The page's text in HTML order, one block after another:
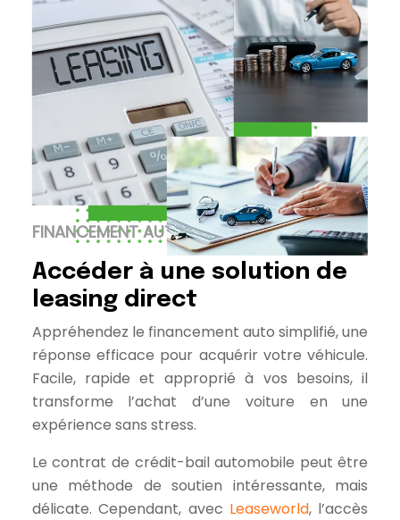
FINANCEMENT AUTO SIMPLIFIÉ
Accéder à une solution de
leasing direct
Appréhendez le financement auto simplifié, une
réponse efficace pour acquérir votre véhicule.
Facile, rapide et approprié à vos besoins, il
transforme l’achat d’une voiture en une
expérience sans stress.
Le contrat de crédit-bail automobile peut être
une méthode de soutien intéressante, mais
délicate. Cependant, avec Leaseworld, l’accès